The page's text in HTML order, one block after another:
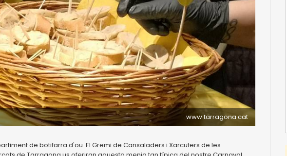
www.tarragona.cat
de botifarra d'ou. El Gremi de Cansaladers i Xarcuters de les